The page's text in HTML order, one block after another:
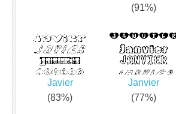
(91%)
Javier
(83%)
Janvier
(77%)